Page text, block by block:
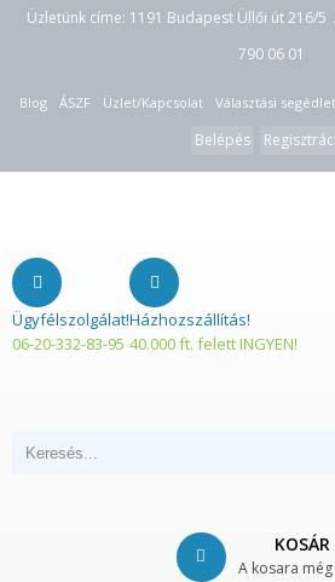
Üzletünk címe: 1191 Budapest Üllői út 216/
790 06 01
Blog ÁSZF Üzlet/Kapcsolat Választási segédlet
Belépés
Ügyfélszolgálat!
06-20-332-83-95
Házhozszállítás!
40.000 ft. felett INGYEN!
KOSÁR
A kosara